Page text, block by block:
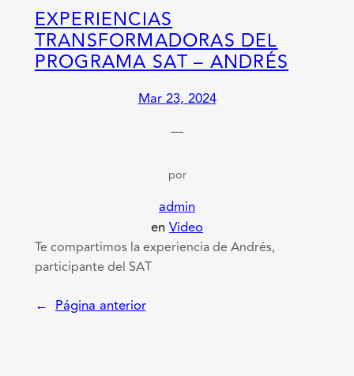
EXPERIENCIAS
TRANSFORMADORAS DEL
PROGRAMA SAT – ANDRÉS
Mar 23, 2024
—
por
admin
en Video
Te compartimos la experiencia de Andrés,
participante del SAT
← Página anterior